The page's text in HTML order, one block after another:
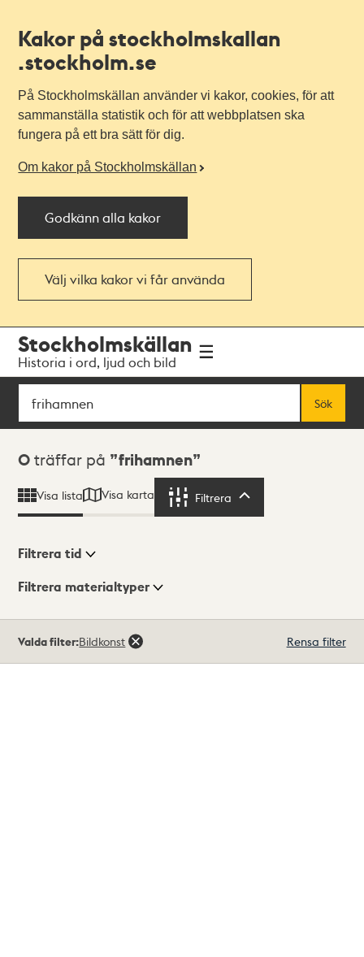
Kakor på stockholmskallan
.stockholm.se
På Stockholmskällan använder vi kakor, cookies, för att
sammanställa statistik och för att webbplatsen ska
fungera på ett bra sätt för dig.
Om kakor på Stockholmskällan
Godkänn alla kakor
Välj vilka kakor vi får använda
navigationen
huvudinnehållet
Stockholmskällan
Historia i ord, ljud och bild
Sök
Sök
Sökresultat
0 träffar på frihamnen
Visa lista Visa karta Filtrera
Visningsläge
Filtrera tid
Filtrera materialtyper
träffar
Valda filter:Bildkonst Rensa filter